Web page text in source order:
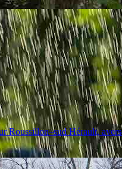
Roussillon–sud Hérault,